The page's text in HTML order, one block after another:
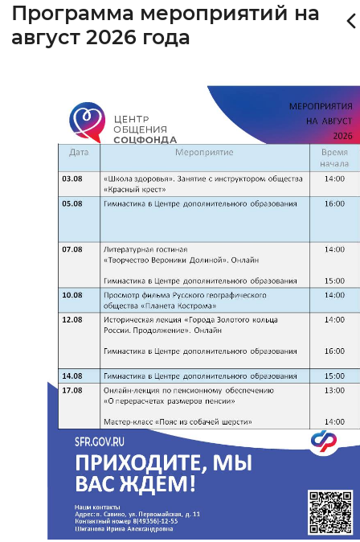
Включены Выключены
Звуковой ассистент
Остановить
Вернуть стандартные настройки
Программа мероприятий на
август 2026 года